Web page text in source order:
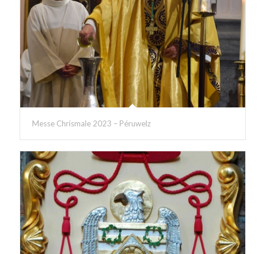
Messe Chrismale 2023 – Péruwelz